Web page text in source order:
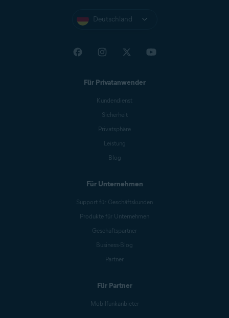
Deutschland
Für Privatanwender
Kundendienst
Sicherheit
Privatsphäre
Leistung
Blog
Für Unternehmen
Support für Geschäftskunden
Produkte für Unternehmen
Geschäftspartner
Business-Blog
Partner
Für Partner
Mobilfunkanbieter